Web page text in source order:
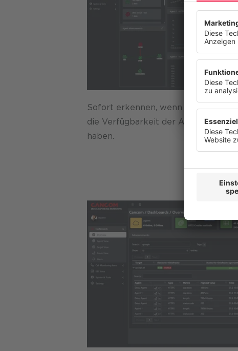
Sofort erkennen, wenn
die Verfügbarkeit der Applikationen
haben.
Diese
Datenschutz